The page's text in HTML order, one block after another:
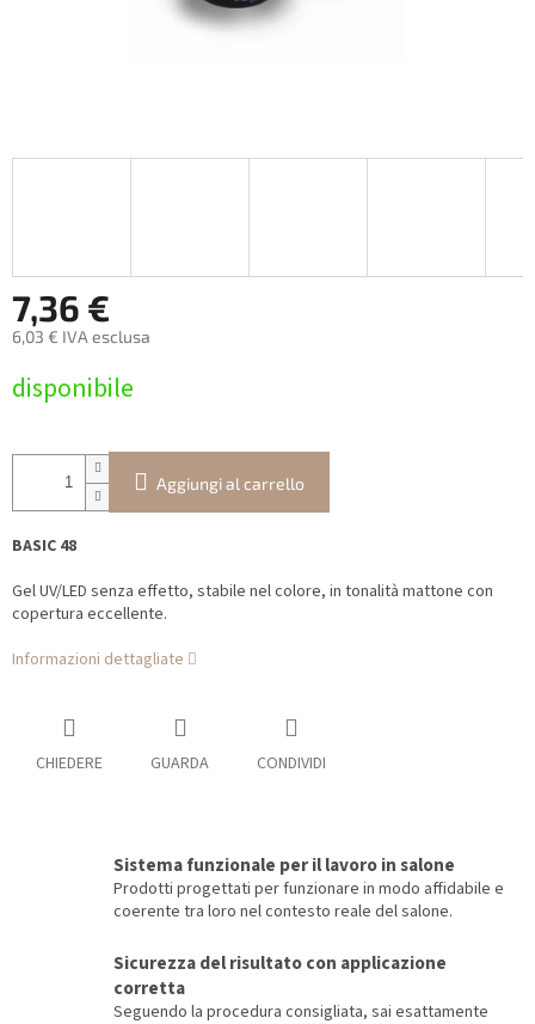
7,36 €
6,03 € IVA esclusa
della
disponibile
Aggiungi al carrello
BASIC 48
Gel UV/LED senza effetto, stabile nel colore, in tonalità mattone con
copertura eccellente.
Informazioni dettagliate
CHIEDERE GUARDA CONDIVIDI
Sistema funzionale per il lavoro in salone
Prodotti progettati per funzionare in modo affidabile e
coerente tra loro nel contesto reale del salone.
Sicurezza del risultato con applicazione
corretta
Seguendo la procedura consigliata, sai esattamente